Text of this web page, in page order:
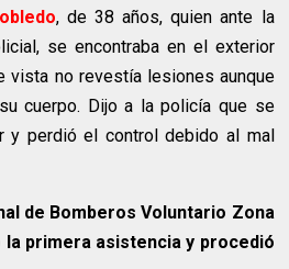
, de 38 años, quien ante la
se encontraba en el exterior
vista no revestía lesiones aunque
cuerpo. Dijo a la policía que se
y perdió el control debido al mal
de Bomberos Voluntario Zona
la primera asistencia y procedió